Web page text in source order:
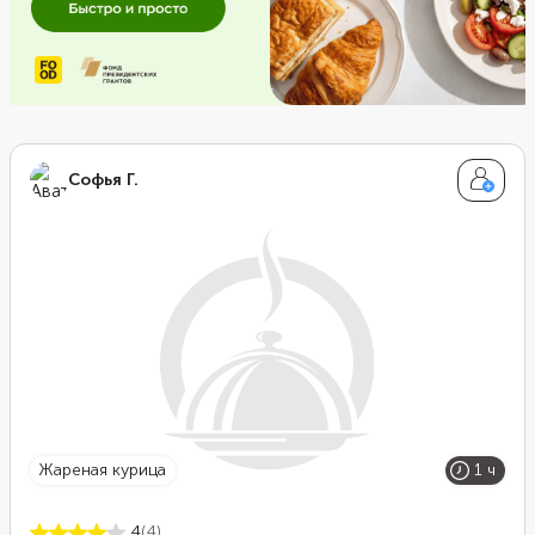
Софья Г.
жареная курица 1 ч